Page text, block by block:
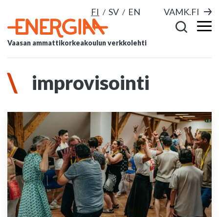
FI SV EN VAMK.FI
Vaasan ammattikorkeakoulun verkkolehti
improvisointi